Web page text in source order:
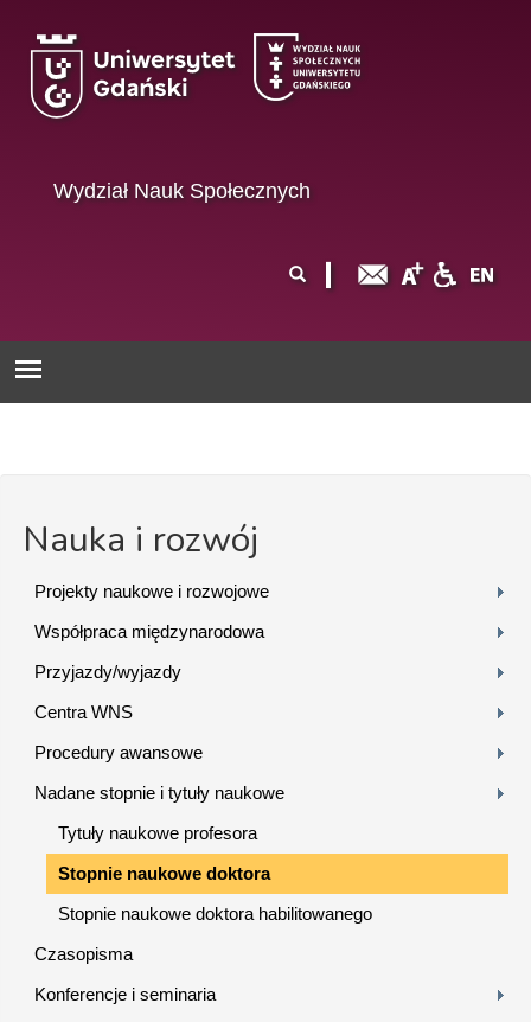
Wydział Nauk Społecznych
wyszukiwania
Nauka i rozwój
Projekty naukowe i rozwojowe
Współpraca międzynarodowa
Przyjazdy/wyjazdy
Centra WNS
Procedury awansowe
Nadane stopnie i tytuły naukowe
Tytuły naukowe profesora
Stopnie naukowe doktora
Stopnie naukowe doktora habilitowanego
Czasopisma
Konferencje i seminaria